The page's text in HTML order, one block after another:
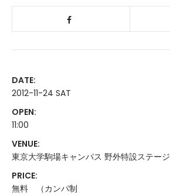
DATE:
2012-11-24 SAT
OPEN:
11:00
VENUE:
東京大学駒場キャンパス 野外特設ステージ
PRICE:
無料 （カンパ制